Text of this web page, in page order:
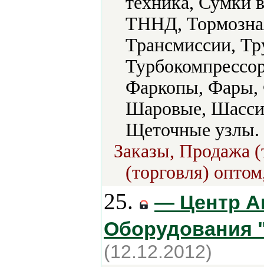
ТННД,
Трансмиссии,
Фаркопы, Фары,
Шаровые,
Щеточные узлы.
Заказы, Продажа
(торговля)
25.
— Центр
Оборудования
(12.12.2012)